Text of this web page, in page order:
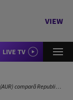
VIEW
LIVE TV
de Nord: România nu trebuie să finanțeze „regimul antiromânesc” de la Chișinău